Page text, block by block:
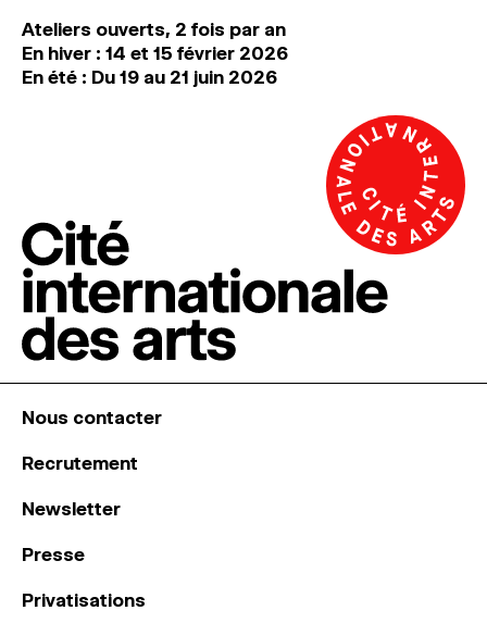
Ateliers ouverts, 2 fois par an
En hiver : 14 et 15 février 2026
En été : Du 19 au 21 juin 2026
Nous contacter
Recrutement
Newsletter
Presse
Privatisations